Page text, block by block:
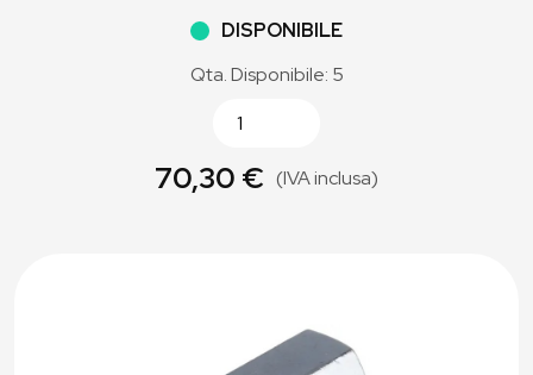
DISPONIBILE
Qta. Disponibile: 5
70,30 € (IVA inclusa)